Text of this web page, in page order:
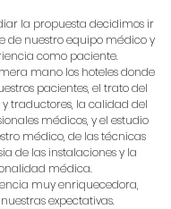
la propuesta decidimos ir
de nuestro equipo médico y
como paciente.
mano los hoteles donde
pacientes, el trato del
traductores, la calidad del
médicos, y el estudio
médico, de las técnicas
de las instalaciones y la
médica.
muy enriquecedora,
expectativas.